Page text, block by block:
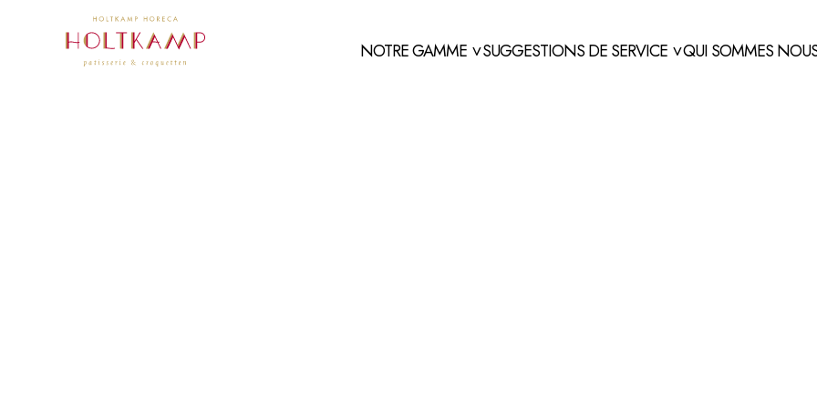
NOTRE GAMME>SUGGESTIONS DE SERVICE>QUI SOMMES